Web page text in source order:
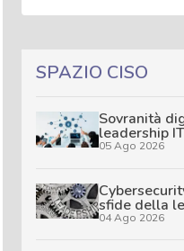
SPAZIO CISO
Sovranità
leadership IT
05 Ago 2026
sfide della
04 Ago 2026